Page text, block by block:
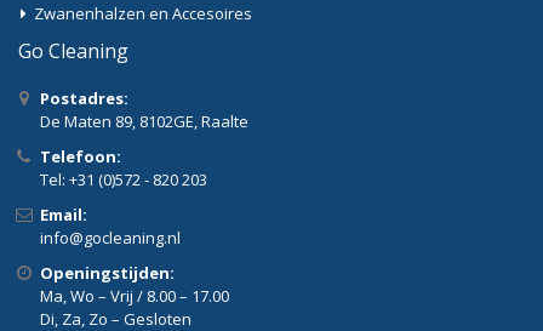
Zwanenhalzen en Accesoires
Go Cleaning
Postadres:
De Maten 89, 8102GE, Raalte
Telefoon:
Tel: +31 (0)572 - 820 203
Email:
info@gocleaning.nl
Openingstijden:
Ma, Wo – Vrij / 8.00 – 17.00
Di, Za, Zo – Gesloten